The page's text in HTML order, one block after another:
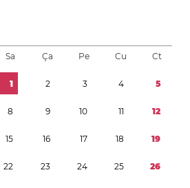
Sa Ça Pe Cu Ct
1 2 3 4 5
8 9 10 11 12
15 16 17 18 19
22 23 24 25 26